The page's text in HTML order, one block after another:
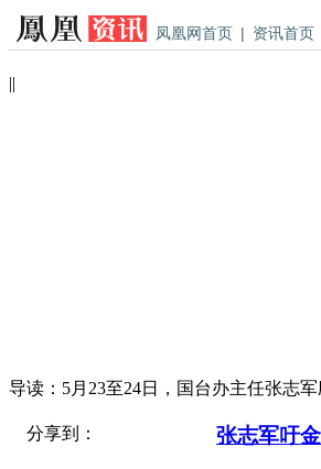
凤凰网首页 | 资讯首页
||
导读： 5月23至24日，国台办主任张志
分享到： 张志军吁